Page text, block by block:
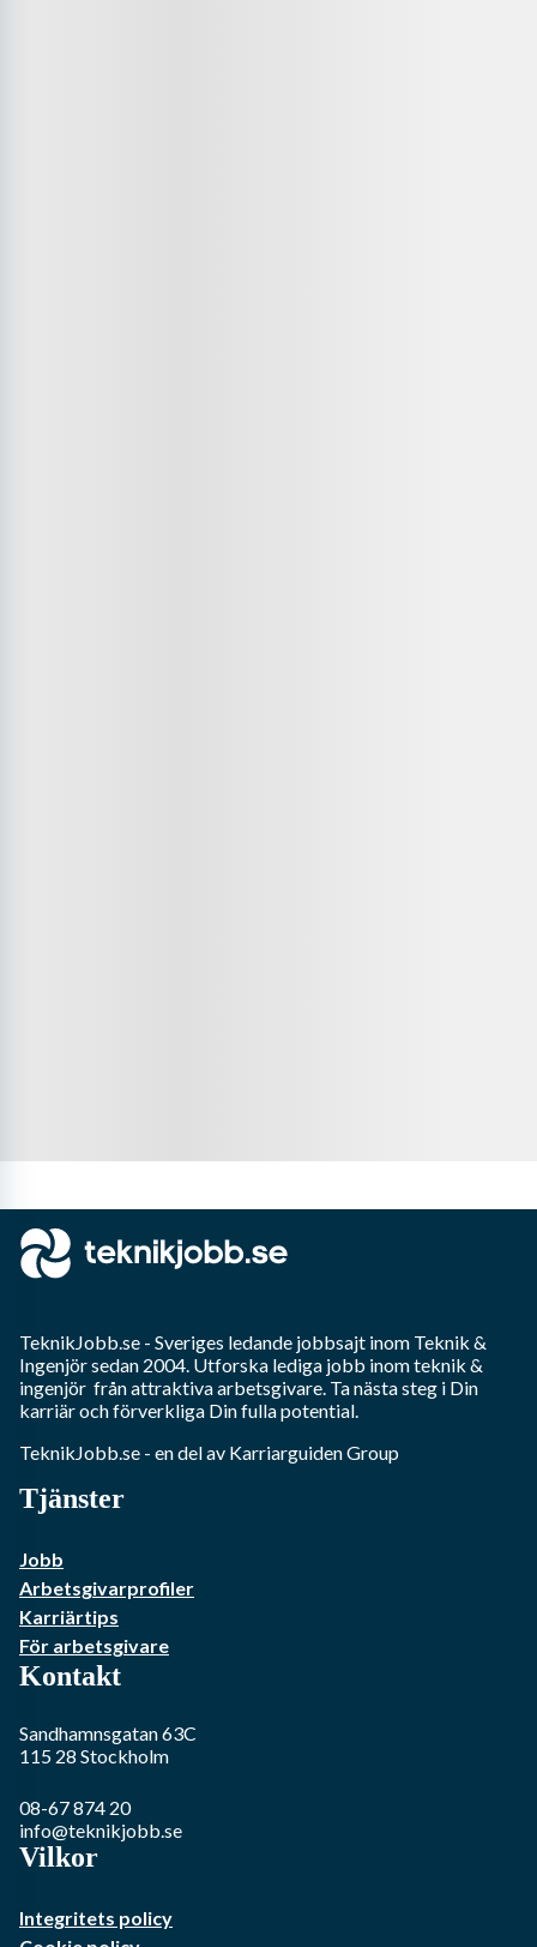
TeknikJobb.se - Sveriges ledande jobbsajt inom Teknik &
Ingenjörsedan 2004. Utforska lediga jobb inomteknik &
ingenjör från attraktiva arbetsgivare. Ta nästa steg i Din
karriär och förverkliga Din fulla potential.
TeknikJobb.se - en del av Karriarguiden Group
Tjänster
Jobb
Arbetsgivarprofiler
Karriärtips
För arbetsgivare
Kontakt
Sandhamnsgatan 63C
115 28 Stockholm
08-67 874 20
info@teknikjobb.se
Vilkor
Integritets policy